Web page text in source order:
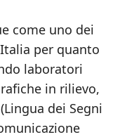
come uno dei
per quanto
laboratori
in rilievo,
dei Segni